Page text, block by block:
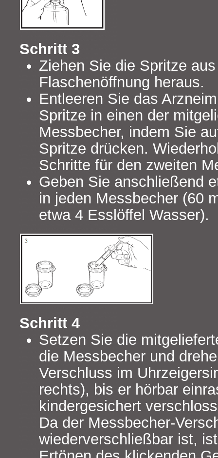
Schritt 3
Ziehen Sie die Spritze
Flaschenöffnung heraus.
Entleeren Sie das
Spritze in einen der
Messbecher, indem Sie
Spritze drücken.
Schritte für den zweiten
Geben Sie anschließend
in jeden Messbecher (60
etwa 4 Esslöffel Wasser).
Schritt 4
Setzen Sie die
die Messbecher und
Verschluss im
rechts), bis er hörbar
kindergesichert
Da der Messbecher-
wiederverschließbar ist,